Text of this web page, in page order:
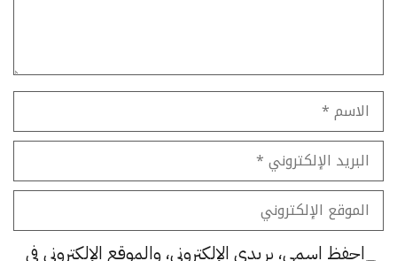
الاسم
البريد
الإلكتروني
الموقع
الإلكتروني
احفظ اسمي، بريدي الإلكتروني، والموقع الإلكتروني في